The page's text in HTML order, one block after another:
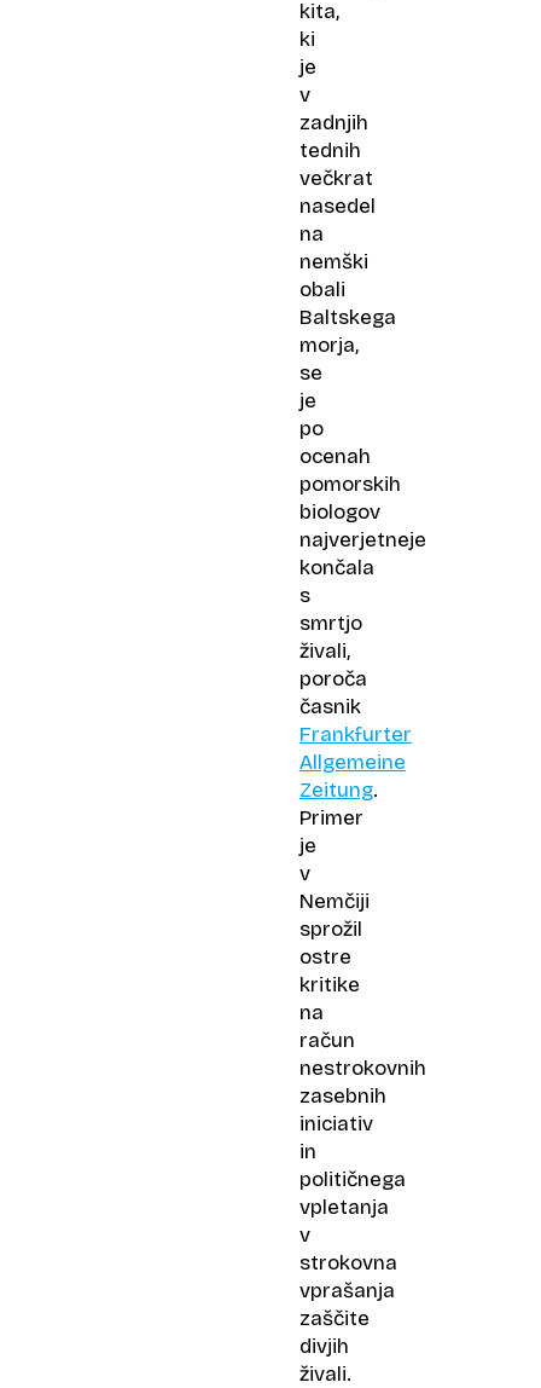
kita,
ki
je
v
zadnjih
tednih
večkrat
nasedel
na
nemški
obali
Baltskega
morja,
se
je
po
ocenah
pomorskih
biologov
najverjetneje
končala
s
smrtjo
živali,
poroča
časnik
Frankfurter
Allgemeine
Zeitung.
Primer
je
v
Nemčiji
sprožil
ostre
kritike
na
račun
nestrokovnih
zasebnih
iniciativ
in
političnega
vpletanja
v
strokovna
vprašanja
zaščite
divjih
živali.